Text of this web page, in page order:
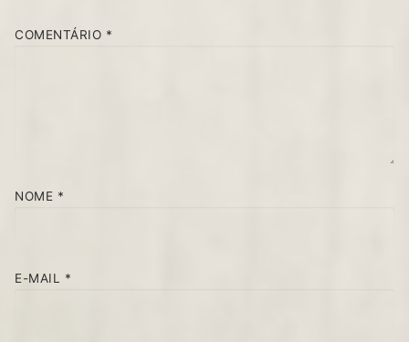
COMENTÁRIO *
NOME *
E-MAIL *